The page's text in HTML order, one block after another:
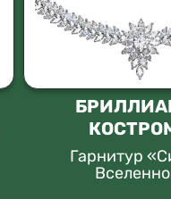
Гарнитур